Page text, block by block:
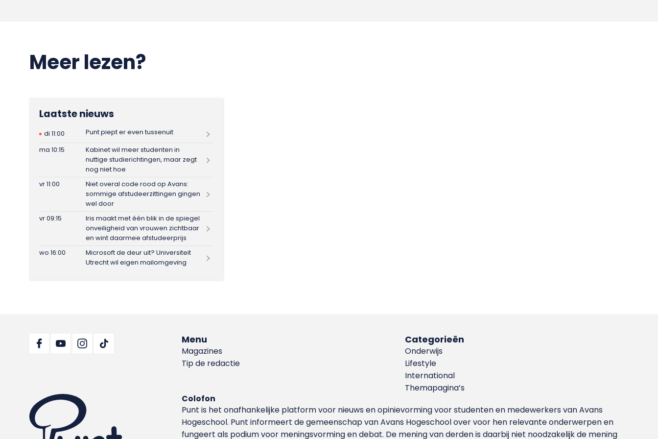
Meer lezen?
Laatste nieuws
di 11:00
Punt piept er even tussenuit
ma 10:15
Kabinet wil meer studenten in
nuttige studierichtingen, maar zegt
nog niet hoe
vr 11:00
Niet overal code rood op Avans:
sommige afstudeerzittingen gingen
wel door
vr 09:15
Iris maakt met één blik in de spiegel
onveiligheid van vrouwen zichtbaar
en wint daarmee afstudeerprijs
wo 16:00
Microsoft de deur uit? Universiteit
Utrecht wil eigen mailomgeving
Menu
Magazines
Tip de redactie
Categorieën
Onderwijs
Lifestyle
International
Themapagina’s
Colofon
Punt is het onafhankelijke platform voor nieuws en opinievorming voor studenten en medewerkers van Avans
Hoge­school. Punt informeert de gemeenschap van Avans Hogeschool over voor hen relevante onderwerpen en
fungeert als podium voor meningsvorming en debat. De mening van derden is daarbij niet noodzakelijk de mening